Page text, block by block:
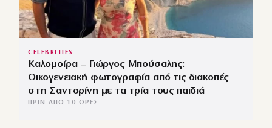
CELEBRITIES
Καλομοίρα – Γιώργος Μπούσαλης:
Οικογενειακή φωτογραφία από τις διακοπές
στη Σαντορίνη με τα τρία τους παιδιά
ΠΡΙΝ ΑΠΌ 10 ΏΡΕΣ